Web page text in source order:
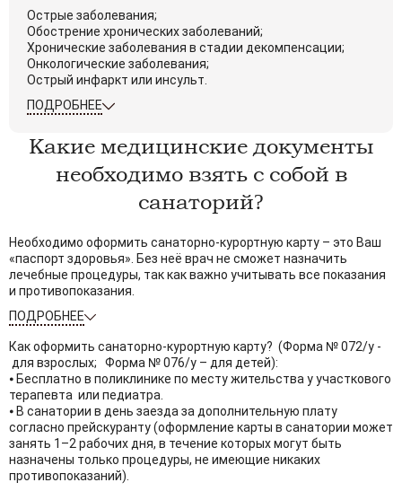
Массаж лечебный. Волосистая часть
головы
Массаж лечебный. Шейно-воротниковая
зона
Массаж лечебный. Гипертензивный
по
показаниям
Массаж лечебный. Грудной отдел
Массаж лечебный. Грудная клетка
по
показаниям
Массаж лечебный. Верхняя конечность
(одна)
по
Массаж лечебный. Нижняя конечность
(одна)
показаниям
Массаж лечебный. Массаж кистей рук
показаниям
Массаж лечебный. Массаж стоп
по
показаниям
Массаж лечебный. Поясничный отдел
позвоночника
по
Острые заболевания;
Обострение хронических заболеваний;
Хронические заболевания в стадии декомпенсации;
Онкологические заболевания;
Острый инфаркт или инсульт.
ПОДРОБНЕЕ
Какие медицинские документы
необходимо взять с собой в
санаторий?
Необходимо оформить санаторно-курортную карту – это Ваш
«паспорт здоровья». Без неё врач не сможет назначить
лечебные процедуры, так как важно учитывать все показания
и противопоказания.
ПОДРОБНЕЕ
Как оформить санаторно-курортную карту? (Форма № 072/у -
для взрослых; Форма № 076/у – для детей):
⦁ Бесплатно в поликлинике по месту жительства у участкового
терапевта или педиатра.
⦁ В санатории в день заезда за дополнительную плату
согласно прейскуранту (оформление карты в санатории может
занять 1–2 рабочих дня, в течение которых могут быть
назначены только процедуры, не имеющие никаких
противопоказаний).